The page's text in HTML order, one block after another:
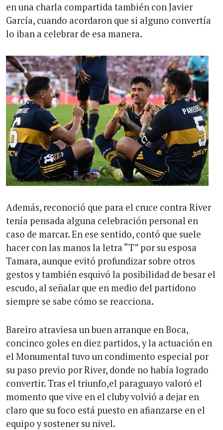
en una charla compartida también con Javier
García, cuando acordaron que si alguno convertía
lo iban a celebrar de esa manera.
Además, reconoció que para el cruce contra River
tenía pensada alguna celebración personal en
caso de marcar. En ese sentido, contó que suele
hacer con las manos la letra “T” por su esposa
Tamara, aunque evitó profundizar sobre otros
gestos y también esquivó la posibilidad de besar el
escudo, al señalar que en medio del partidono
siempre se sabe cómo se reacciona.
Bareiro atraviesa un buen arranque en Boca,
concinco goles en diez partidos, y la actuación en
el Monumental tuvo un condimento especial por
su paso previo por River, donde no había logrado
convertir. Tras el triunfo,el paraguayo valoró el
momento que vive en el cluby volvió a dejar en
claro que su foco está puesto en afianzarse en el
equipo y sostener su nivel.